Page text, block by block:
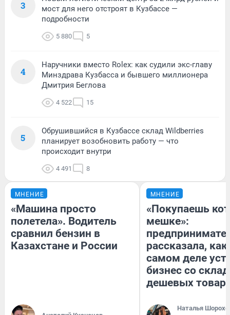
3
мост для него отстроят в Кузбассе —
подробности
5 880 5
4
Наручники вместо Rolex: как судили экс-главу
Минздрава Кузбасса и бывшего миллионера
Дмитрия Беглова
4 522 15
5
Обрушившийся в Кузбассе склад Wildberries
планирует возобновить работу — что
происходит внутри
4 491 8
МНЕНИЕ
«Машина просто
полетела». Водитель
сравнил бензин в
Казахстане и России
МНЕНИЕ
«Покупаешь
мешке»:
рассказала, как
самом деле
бизнес со
дешевых
Наталья